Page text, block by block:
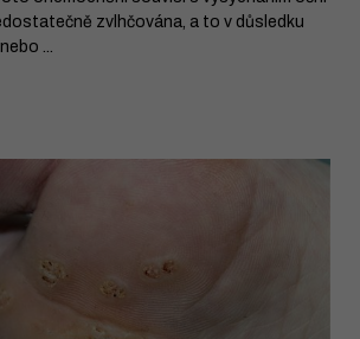
zvlhčována, a to v důsledku
...